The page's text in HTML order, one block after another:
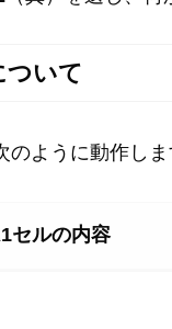
ついて
ように動作しま
セルの内容